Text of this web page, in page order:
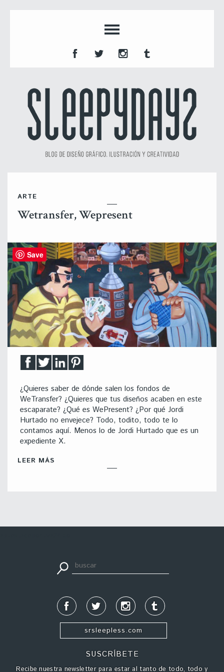
ARTE
Wetransfer, Wepresent
¿Quieres saber de dónde salen los fondos de
WeTransfer? ¿Quieres que tus diseños acaben en este
escaparate? ¿Qué es WePresent? ¿Por qué Jordi
Hurtado no envejece? Todo, todito, todo te lo
contamos aquí. Menos lo de Jordi Hurtado que es un
expediente X.
LEER MÁS
srsleepless.com
SUSCRÍBETE
Recibe nuestra newsletter para estar al tanto de todo, todo y
Save